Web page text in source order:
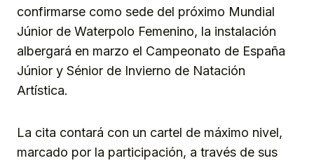
confirmarse como sede del próximo Mundial
Júnior de Waterpolo Femenino, la instalación
albergará en marzo el Campeonato de España
Júnior y Sénior de Invierno de Natación
Artística.
La cita contará con un cartel de máximo nivel,
marcado por la participación, a través de sus